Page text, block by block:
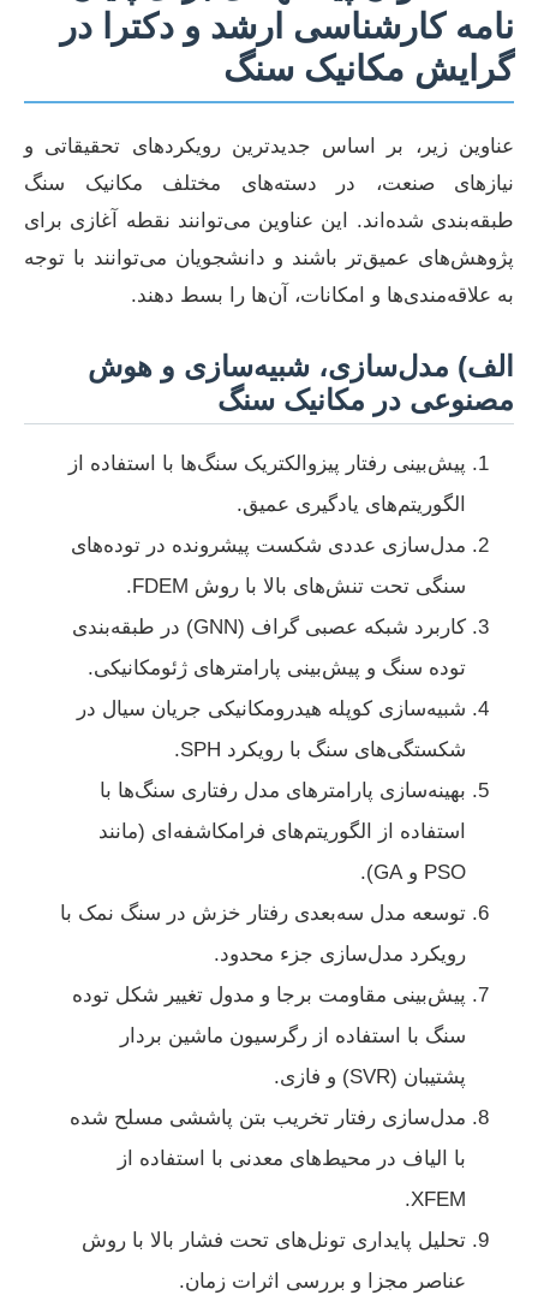
نامه کارشناسی ارشد و دکترا در
گرایش مکانیک سنگ
عناوین زیر، بر اساس جدیدترین رویکردهای تحقیقاتی و
نیازهای صنعت، در دسته‌های مختلف مکانیک سنگ
طبقه‌بندی شده‌اند. این عناوین می‌توانند نقطه آغازی برای
پژوهش‌های عمیق‌تر باشند و دانشجویان می‌توانند با توجه
به علاقه‌مندی‌ها و امکانات، آن‌ها را بسط دهند.
الف) مدل‌سازی، شبیه‌سازی و هوش
مصنوعی در مکانیک سنگ
پیش‌بینی رفتار پیزوالکتریک سنگ‌ها با استفاده از
الگوریتم‌های یادگیری عمیق.
مدل‌سازی عددی شکست پیشرونده در توده‌های
سنگی تحت تنش‌های بالا با روش FDEM.
کاربرد شبکه عصبی گراف (GNN) در طبقه‌بندی
توده سنگ و پیش‌بینی پارامترهای ژئومکانیکی.
شبیه‌سازی کوپله هیدرومکانیکی جریان سیال در
شکستگی‌های سنگ با رویکرد SPH.
بهینه‌سازی پارامترهای مدل رفتاری سنگ‌ها با
استفاده از الگوریتم‌های فرامکاشفه‌ای (مانند
PSO و GA).
توسعه مدل سه‌بعدی رفتار خزش در سنگ نمک با
رویکرد مدل‌سازی جزء محدود.
پیش‌بینی مقاومت برجا و مدول تغییر شکل توده
سنگ با استفاده از رگرسیون ماشین بردار
پشتیبان (SVR) و فازی.
مدل‌سازی رفتار تخریب بتن پاششی مسلح شده
با الیاف در محیط‌های معدنی با استفاده از
XFEM.
تحلیل پایداری تونل‌های تحت فشار بالا با روش
عناصر مجزا و بررسی اثرات زمان.